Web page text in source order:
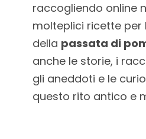
raccogliendo online
molteplici ricette per
della passata di
anche le storie, i
gli aneddoti e le
questo rito antico e